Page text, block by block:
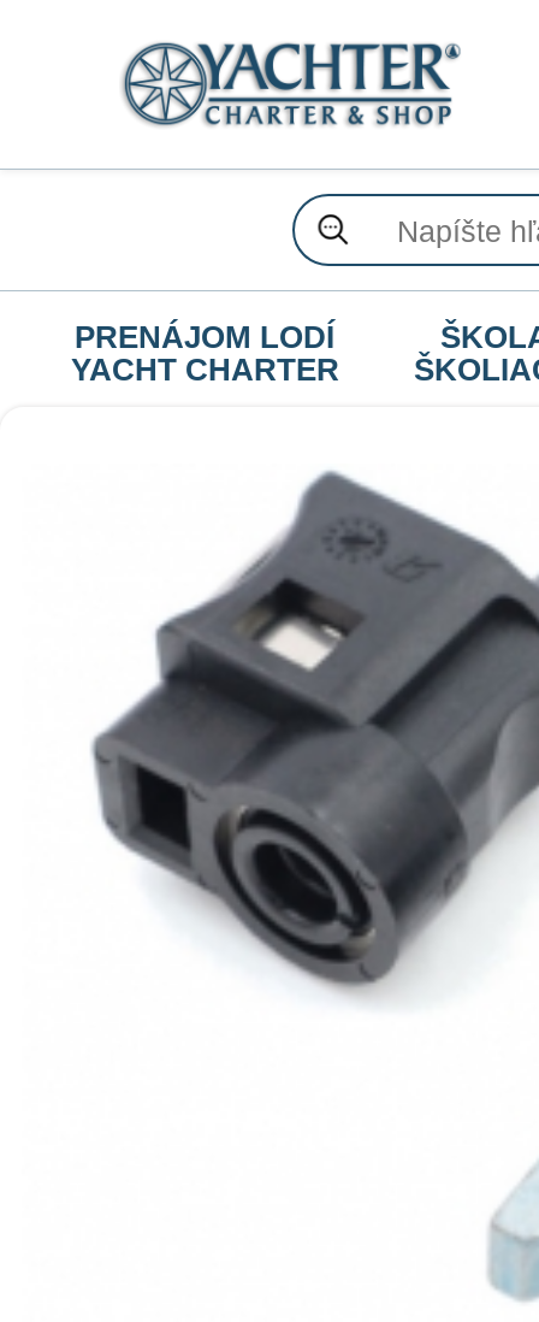
PRENÁJOM LODÍ
YACHT CHARTER